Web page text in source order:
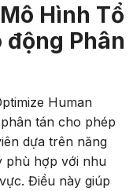
Hình Tổ
động Phân
Human
phân tán cho phép
dựa trên năng
phù hợp với nhu
Điều này giúp